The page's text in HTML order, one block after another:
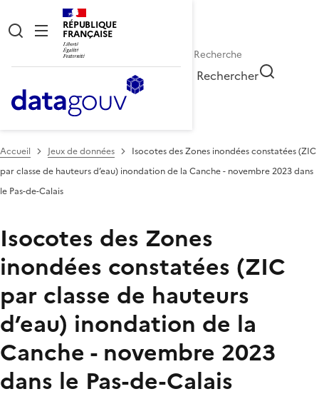
RÉPUBLIQUE
FRANÇAISE
Rechercher
Accueil Jeux de données
Isocotes des Zones inondées constatées (ZIC
par classe de hauteurs d’eau) inondation de la Canche - novembre 2023 dans
le Pas-de-Calais
Isocotes des Zones
inondées constatées (ZIC
par classe de hauteurs
d’eau) inondation de la
Canche - novembre 2023
dans le Pas-de-Calais